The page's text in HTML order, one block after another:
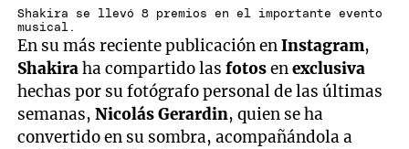
Shakira se llevó 8 premios en el importante evento
musical.
En su más reciente publicación enInstagram,
Shakiraha compartido lasfotosenexclusiva
hechas por su fotógrafo personal de las últimas
semanas,Nicolás Gerardin, quien se ha
convertido en su sombra, acompañándola a